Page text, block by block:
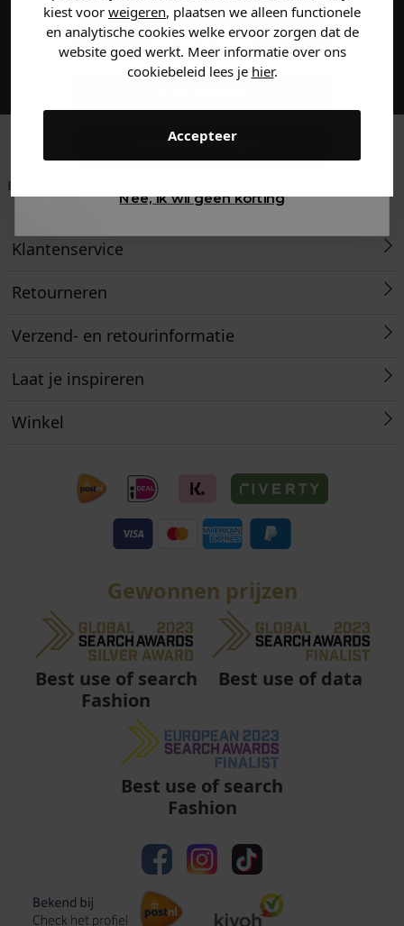
kiest voor weigeren, plaatsen we alleen functionele
en analytische cookies welke ervoor zorgen dat de
website goed werkt. Meer informatie over ons
cookiebeleid lees je hier.
Accepteer
Maak een account aan en ontvang 5%
korting op je eerste bestelling!
Betaal achteraf met
is morgen in huis!*
ons met een 9,6!
Klantenservice
Retourneren
Verzend- en retourinformatie
Laat je inspireren
Winkel
Gewonnen prijzen
Best use of search
Fashion
Best use of data
Best use of search
Fashion
Dames kleding
Gewoon rondkijken
Nee, ik wil geen korting